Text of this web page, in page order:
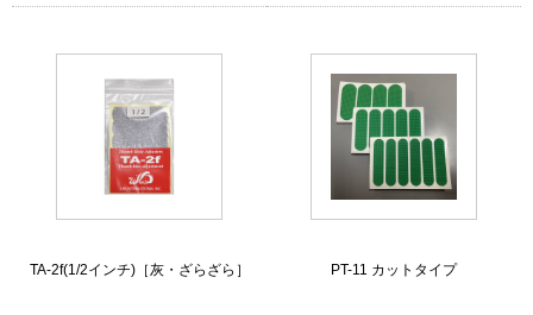
TA-2f(1/2インチ)［灰・ざらざら］ PT-11 カットタイプ